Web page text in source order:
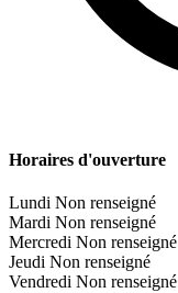
Horaires d'ouverture
Lundi Non renseigné
Mardi Non renseigné
Mercredi Non renseigné
Jeudi Non renseigné
Vendredi Non renseigné